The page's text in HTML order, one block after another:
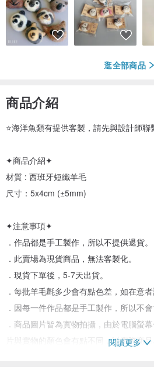
逛全部商品
商品介紹
⭐海洋魚類有提供客製，請先與設計師
✦商品介紹✦
材質 : 西班牙短纖羊毛
尺寸：5x4cm (±5mm)
✦注意事項✦
．作品都是手工製作，所以不提供退貨。
．此賣場為現貨商品，無法客製化。
．現貨下單後，5-7天出貨。
．每批羊毛氈多少會有點色差，如在意者
．因每一件作品都是手工製作，所以不
．商品圖片皆為實物拍攝，由於電腦螢
片與實物的顏色會有點不同，以實際商品
閱讀更多